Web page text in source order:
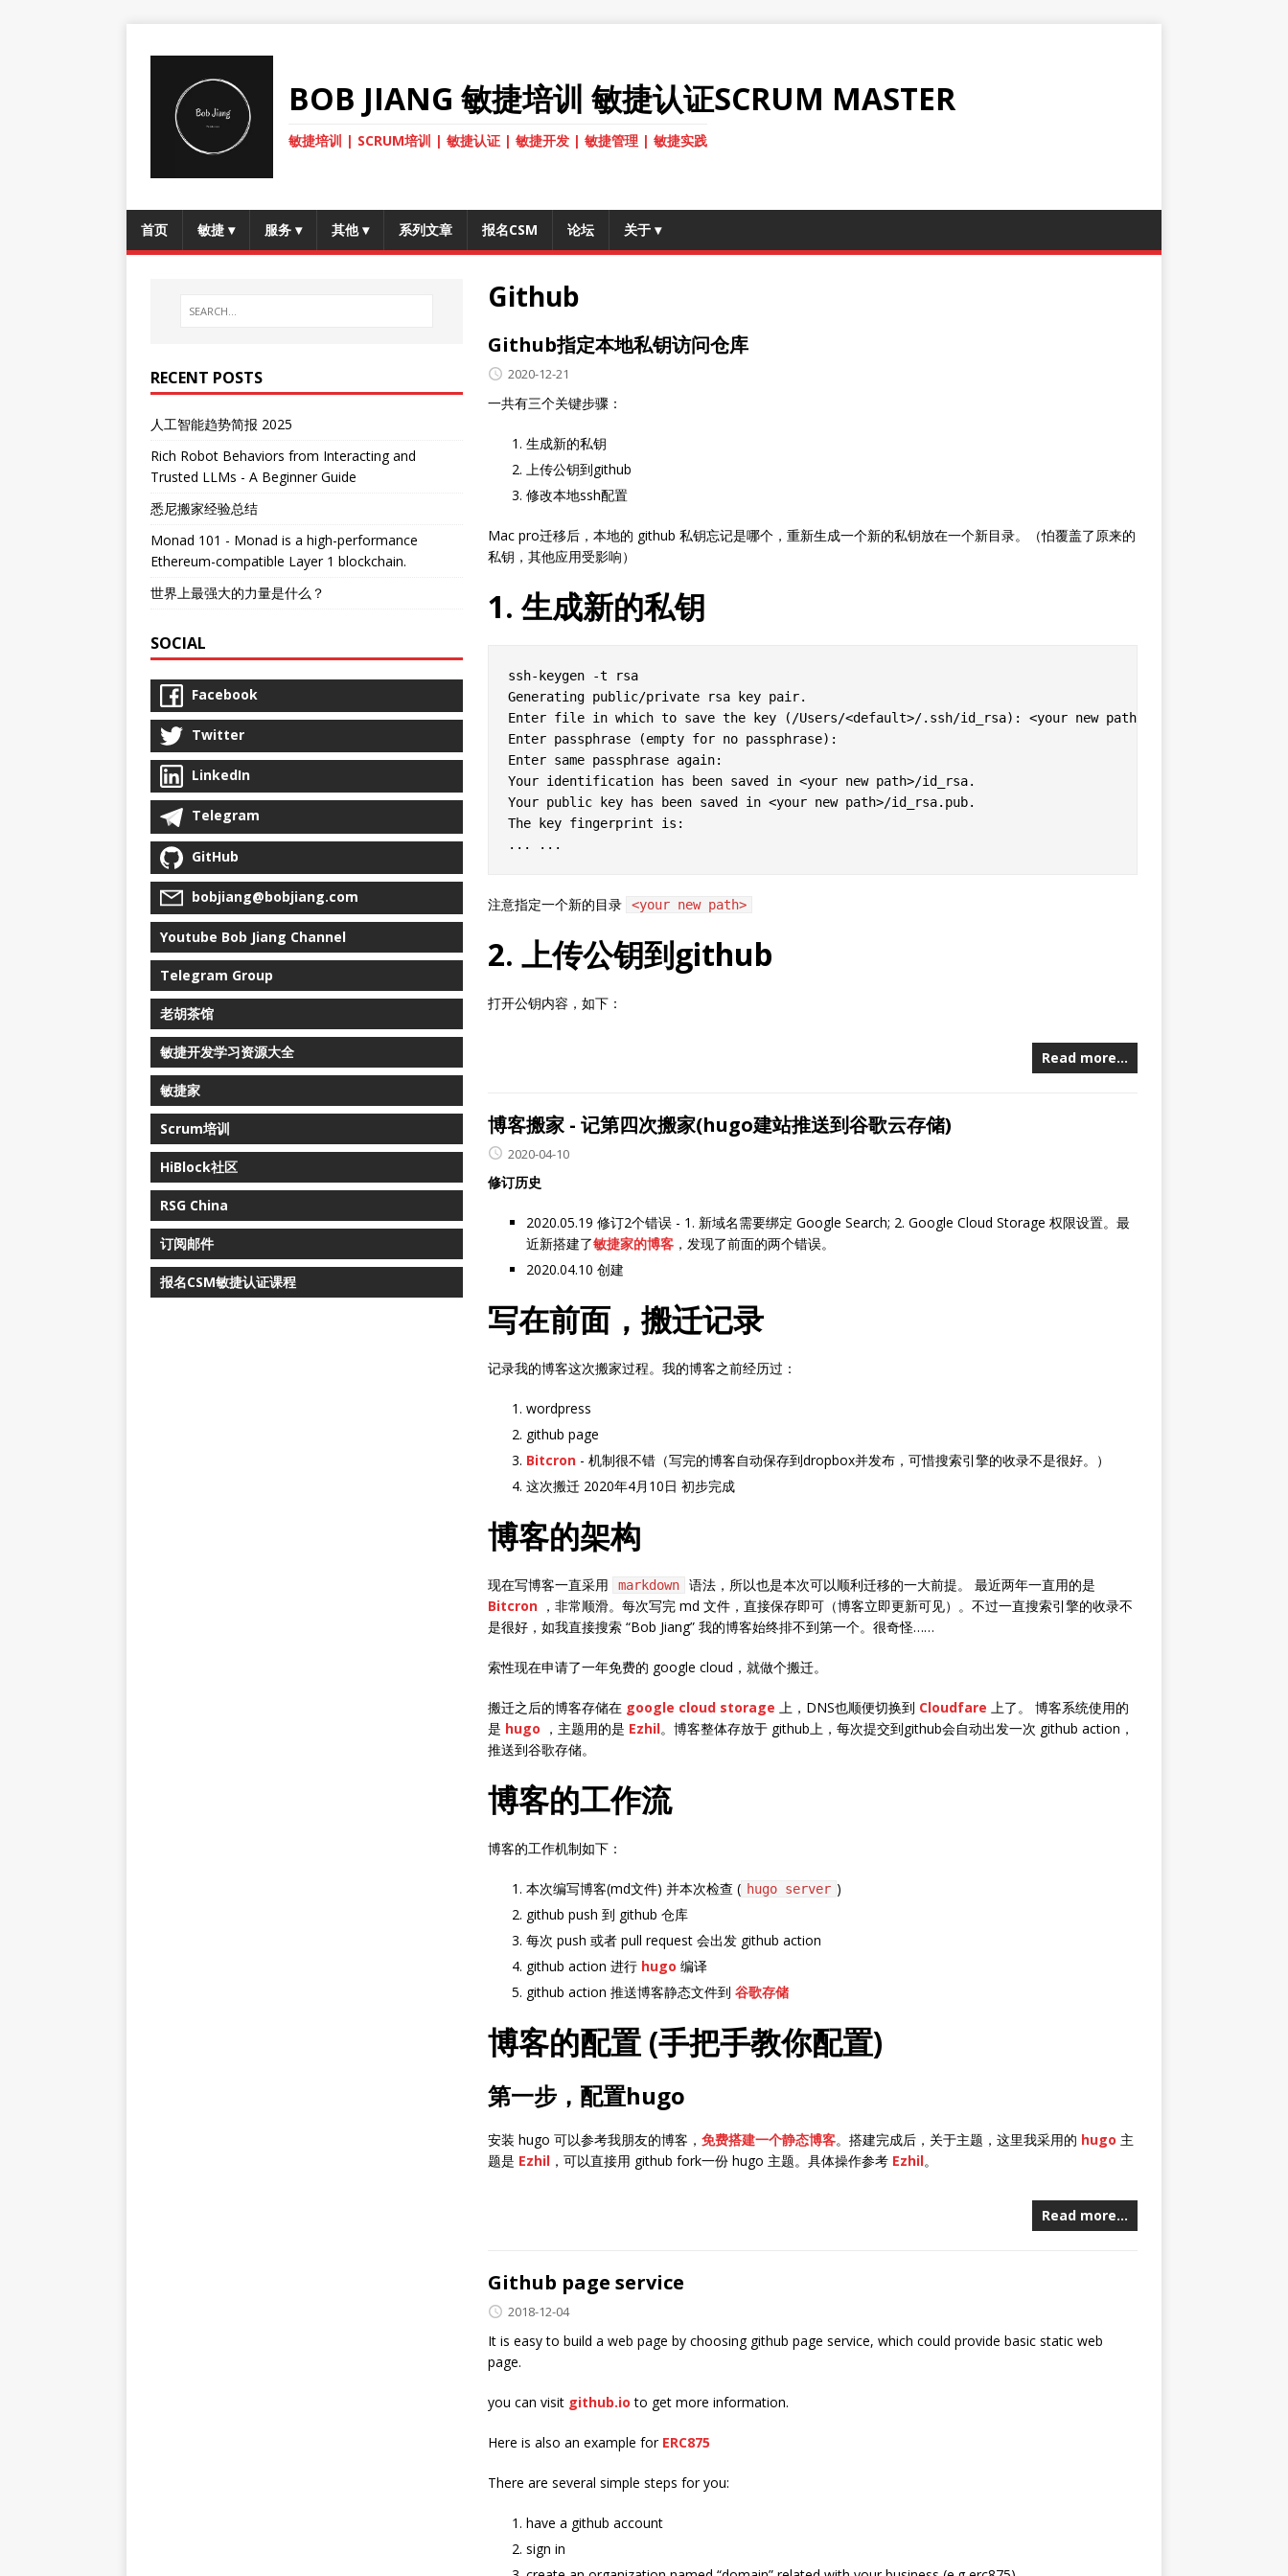
BOB JIANG 敏捷培训 敏捷认证SCRUM MASTER
敏捷培训 | SCRUM培训 | 敏捷认证 | 敏捷开发 | 敏捷管理 | 敏捷实践
首页 敏捷 ▾ 服务 ▾ 其他 ▾ 系列文章 报名CSM 论坛 关于 ▾
Github
Github指定本地私钥访问仓库
2020-12-21
一共有三个关键步骤：
生成新的私钥
上传公钥到github
修改本地ssh配置
Mac pro迁移后，本地的 github 私钥忘记是哪个，重新生成一个新的私钥放在一个新目录。（怕覆盖了原来的
私钥，其他应用受影响）
1. 生成新的私钥
ssh-keygen -t rsa
Generating public/private rsa key pair.
Enter file in which to save the key (/Users/<default>/.ssh/id_rsa): <your new path>/id_rsa
Enter passphrase (empty for no passphrase):
Enter same passphrase again:
Your identification has been saved in <your new path>/id_rsa.
Your public key has been saved in <your new path>/id_rsa.pub.
The key fingerprint is:
注意指定一个新的目录 <your new path>
2. 上传公钥到github
打开公钥内容，如下：
Read more…
博客搬家 - 记第四次搬家(hugo建站推送到谷歌云存储)
2020-04-10
修订历史
2020.05.19 修订2个错误 - 1. 新域名需要绑定 Google Search; 2. Google Cloud Storage 权限设置。最
近新搭建了敏捷家的博客，发现了前面的两个错误。
2020.04.10 创建
写在前面，搬迁记录
记录我的博客这次搬家过程。我的博客之前经历过：
wordpress
github page
Bitcron- 机制很不错（写完的博客自动保存到dropbox并发布，可惜搜索引擎的收录不是很好。）
这次搬迁 2020年4月10日 初步完成
博客的架构
现在写博客一直采用 markdown
语法，所以也是本次可以顺利迁移的一大前提。 最近两年一直用的是
Bitcron，非常顺滑。每次写完 md 文件，直接保存即可（博客立即更新可见）。不过一直搜索引擎的收录不
是很好，如我直接搜索 “Bob Jiang” 我的博客始终排不到第一个。很奇怪……
索性现在申请了一年免费的 google cloud，就做个搬迁。
搬迁之后的博客存储在 google cloud storage 上，DNS也顺便切换到 Cloudfare 上了。 博客系统使用的
是 hugo ，主题用的是 Ezhil。博客整体存放于 github上，每次提交到github会自动出发一次 github action，
推送到谷歌存储。
博客的工作流
博客的工作机制如下：
本次编写博客(md文件) 并本次检查 ( hugo server )
github push 到 github 仓库
每次 push 或者 pull request 会出发 github action
github action 进行 hugo 编译
github action 推送博客静态文件到 谷歌存储
博客的配置 (手把手教你配置)
第一步，配置hugo
安装 hugo 可以参考我朋友的博客， 免费搭建一个静态博客。搭建完成后，关于主题，这里我采用的 hugo 主
题是 Ezhil，可以直接用 github fork一份 hugo 主题。具体操作参考 Ezhil。
Read more…
Github page service
2018-12-04
It is easy to build a web page by choosing github page service, which could provide basic static web
page.
you can visit github.io to get more information.
Here is also an example for ERC875
There are several simple steps for you:
have a github account
sign in
RECENT POSTS
人工智能趋势简报 2025
Rich Robot Behaviors from Interacting and
Trusted LLMs - A Beginner Guide
悉尼搬家经验总结
Monad 101 - Monad is a high-performance
Ethereum-compatible Layer 1 blockchain.
世界上最强大的力量是什么？
SOCIAL
Facebook
Twitter
LinkedIn
Telegram
GitHub
bobjiang@bobjiang.com
Youtube Bob Jiang Channel
Telegram Group
老胡茶馆
敏捷开发学习资源大全
敏捷家
Scrum培训
HiBlock社区
RSG China
订阅邮件
报名CSM敏捷认证课程